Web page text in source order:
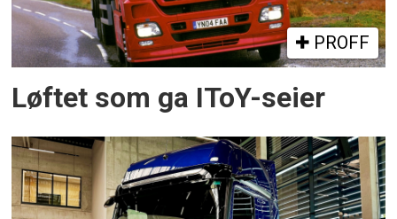
PROFF
Løftet som ga IToY-seier